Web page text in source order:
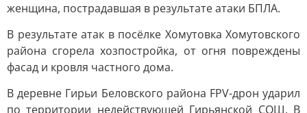
женщина, пострадавшая в результате атаки БПЛА.
В результате атак в посёлке Хомутовка Хомутовского
района сгорела хозпостройка, от огня повреждены
фасад и кровля частного дома.
В деревне Гирьи Беловского района FPV-дрон ударил
по территории недействующей Гирьянской СОШ. В